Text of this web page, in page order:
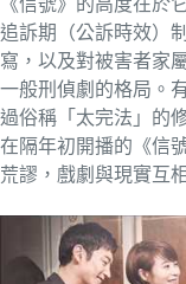
追訴期（公訴時效）
寫，以及對被害者家
一般刑偵劇的格局。
過俗稱「太完法」的
在隔年初開播的《信
荒謬，戲劇與現實互